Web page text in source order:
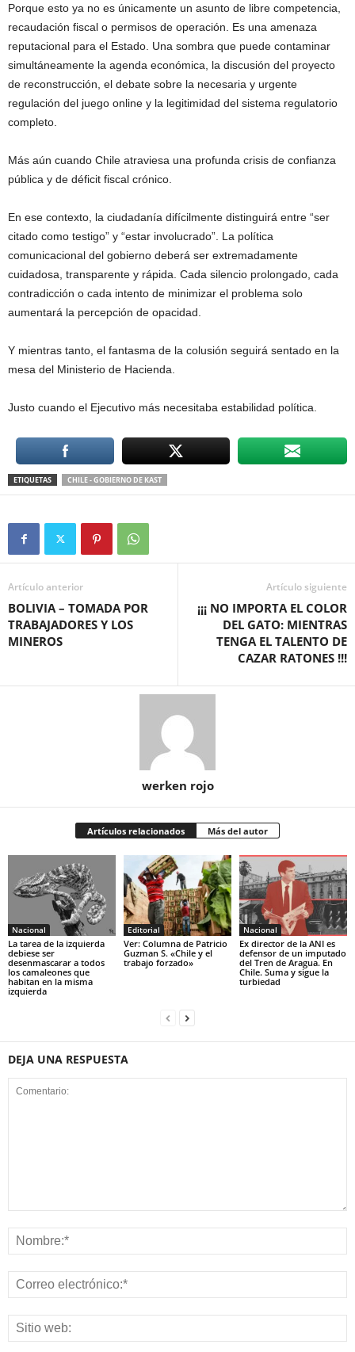
Porque esto ya no es únicamente un asunto de libre competencia,
recaudación fiscal o permisos de operación. Es una amenaza
reputacional para el Estado. Una sombra que puede contaminar
simultáneamente la agenda económica, la discusión del proyecto
de reconstrucción, el debate sobre la necesaria y urgente
regulación del juego online y la legitimidad del sistema regulatorio
completo.
Más aún cuando Chile atraviesa una profunda crisis de confianza
pública y de déficit fiscal crónico.
En ese contexto, la ciudadanía difícilmente distinguirá entre “ser
citado como testigo” y “estar involucrado”. La política
comunicacional del gobierno deberá ser extremadamente
cuidadosa, transparente y rápida. Cada silencio prolongado, cada
contradicción o cada intento de minimizar el problema solo
aumentará la percepción de opacidad.
Y mientras tanto, el fantasma de la colusión seguirá sentado en la
mesa del Ministerio de Hacienda.
Justo cuando el Ejecutivo más necesitaba estabilidad política.
ETIQUETAS CHILE - GOBIERNO DE KAST
Artículo anterior
BOLIVIA – TOMADA POR
TRABAJADORES Y LOS
MINEROS
Artículo siguiente
¡¡¡ NO IMPORTA EL COLOR
DEL GATO: MIENTRAS
TENGA EL TALENTO DE
CAZAR RATONES !!!
werken rojo
Artículos relacionados Más del autor
Nacional
La tarea de la izquierda
debiese ser
desenmascarar a todos
los camaleones que
habitan en la misma
izquierda
Editorial
Ver: Columna de Patricio
Guzman S. «Chile y el
trabajo forzado»
Nacional
Ex director de la ANI es
defensor de un imputado
del Tren de Aragua. En
Chile. Suma y sigue la
turbiedad
DEJA UNA RESPUESTA